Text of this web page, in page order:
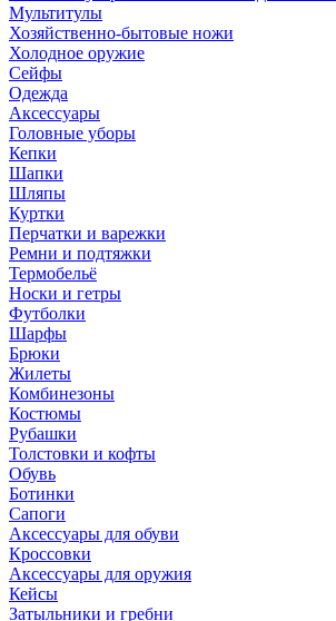
Мультитулы
Хозяйственно-бытовые ножи
Холодное оружие
Сейфы
Одежда
Аксессуары
Головные уборы
Кепки
Шапки
Шляпы
Куртки
Перчатки и варежки
Ремни и подтяжки
Термобельё
Носки и гетры
Футболки
Шарфы
Брюки
Жилеты
Комбинезоны
Костюмы
Рубашки
Толстовки и кофты
Обувь
Ботинки
Сапоги
Аксессуары для обуви
Кроссовки
Аксессуары для оружия
Кейсы
Затыльники и гребни